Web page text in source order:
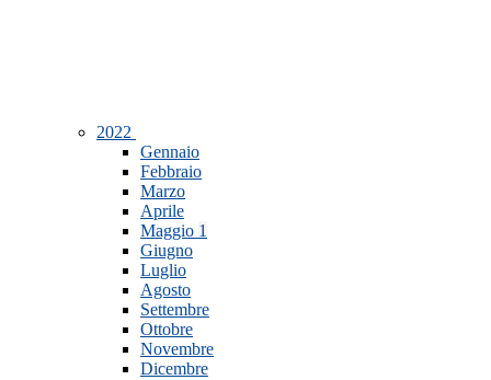
2022
Gennaio
Febbraio
Marzo
Aprile
Maggio 1
Giugno
Luglio
Agosto
Settembre
Ottobre
Novembre
Dicembre